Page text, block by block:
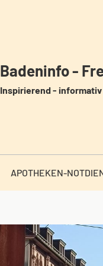
Badeninfo -
Inspirierend -
APOTHEKEN-